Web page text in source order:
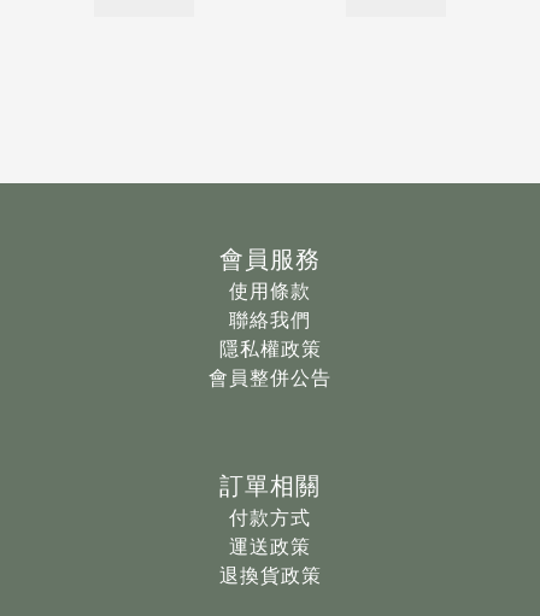
會員服務
使用條款
聯絡我們
隱私權政策
會員整併公告
訂單相關
付款方式
運送政策
退換貨政策